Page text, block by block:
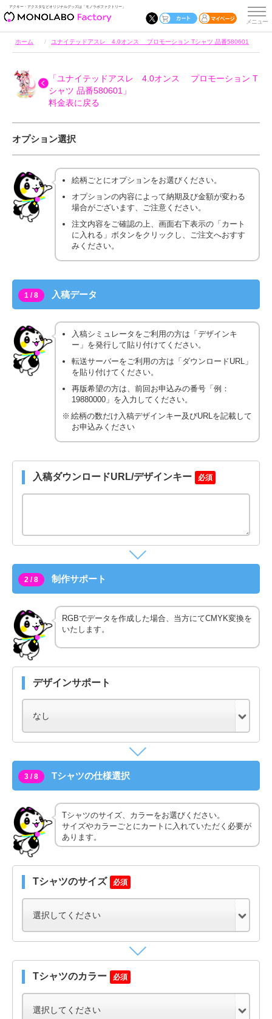
アクキー・アクスタなどオリジナルグッズは「モノラボファクトリー」
ホーム ユナイテッドアスレ 4.0オンス プロモーション Tシャツ 品番580601
「ユナイテッドアスレ 4.0オンス プロモーション T
シャツ 品番580601」
料金表に戻る
オプション選択
絵柄ごとにオプションをお選びください。
オプションの内容によって納期及び金額が変わる
場合がございます、ご注意ください。
注文内容をご確認の上、画面右下表示の「カート
に入れる」ボタンをクリックし、ご注文へおすす
みください。
1 / 8 入稿データ
入稿シミュレータをご利用の方は「デザインキ
ー」を発行して貼り付けてください。
転送サーバーをご利用の方は「ダウンロードURL」
を貼り付けてください。
再版希望の方は、前回お申込みの番号「例：
19880000」を入力してください。
絵柄の数だけ入稿デザインキー及びURLを記載して
お申込みください
入稿ダウンロードURL/デザインキー 必須
2 / 8 制作サポート
RGBでデータを作成した場合、当方にてCMYK変換を
いたします。
デザインサポート
3 / 8 Tシャツの仕様選択
Tシャツのサイズ、カラーをお選びください。
サイズやカラーごとにカートに入れていただく必要が
あります。
Tシャツのサイズ 必須
Tシャツのカラー 必須